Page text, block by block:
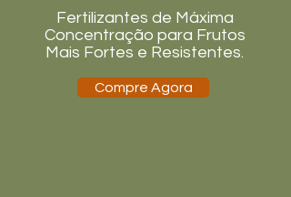
Fertilizantes de Máxima
Concentração para Frutos
Mais Fortes e Resistentes.
Compre Agora